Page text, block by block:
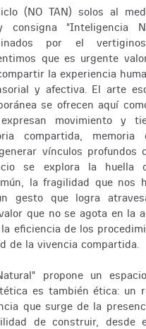
(NO TAN) solos al
"Inteligencia
por el
que es urgente
la experiencia
y afectiva. El arte
se ofrecen aquí
movimiento y
compartida, memoria
vínculos profundos
se explora la huella
la fragilidad que nos
gesto que logra
que no se agota en la
eficiencia de los
de la vivencia compartida.
propone un
es también ética: un
que surge de la
de construir, desde